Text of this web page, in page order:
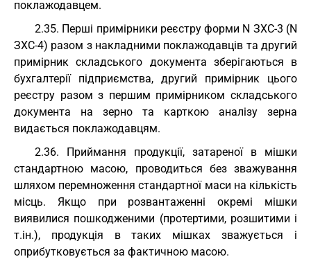
поклажодавцем.
2.35. Перші примірники реєстру форми N ЗХС-3 (N
ЗХС-4) разом з накладними поклажодавців та другий
примірник складського документа зберігаються в
бухгалтерії підприємства, другий примірник цього
реєстру разом з першим примірником складського
документа на зерно та карткою аналізу зерна
видається поклажодавцям.
2.36. Приймання продукції, затареної в мішки
стандартною масою, проводиться без зважування
шляхом перемноження стандартної маси на кількість
місць. Якщо при розвантаженні окремі мішки
виявилися пошкодженими (протертими, розшитими і
т.ін.), продукція в таких мішках зважується і
оприбутковується за фактичною масою.